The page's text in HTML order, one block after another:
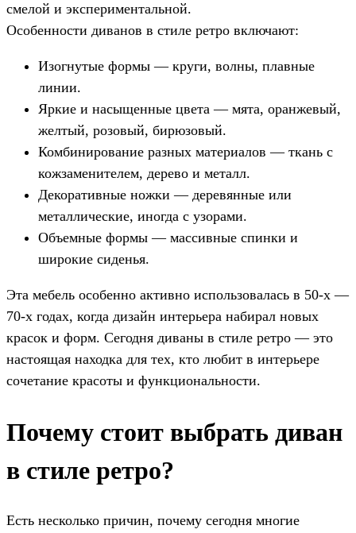
смелой и экспериментальной.
Особенности диванов в стиле ретро включают:
Изогнутые формы — круги, волны, плавные
линии.
Яркие и насыщенные цвета — мята, оранжевый,
желтый, розовый, бирюзовый.
Комбинирование разных материалов — ткань с
кожзаменителем, дерево и металл.
Декоративные ножки — деревянные или
металлические, иногда с узорами.
Объемные формы — массивные спинки и
широкие сиденья.
Эта мебель особенно активно использовалась в 50-х —
70-х годах, когда дизайн интерьера набирал новых
красок и форм. Сегодня диваны в стиле ретро — это
настоящая находка для тех, кто любит в интерьере
сочетание красоты и функциональности.
Почему стоит выбрать диван
в стиле ретро?
Есть несколько причин, почему сегодня многие